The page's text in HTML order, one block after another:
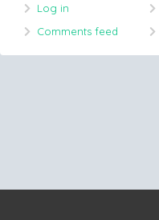
Log in
Comments feed